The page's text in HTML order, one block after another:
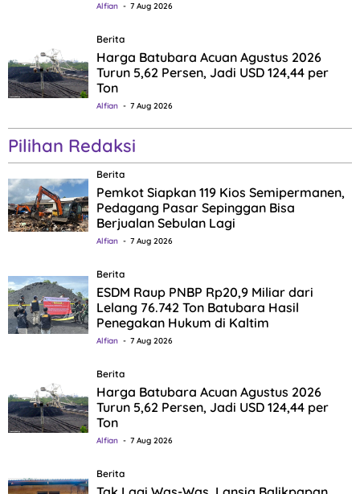
Alfian 7 Aug 2026
Berita
Harga Batubara Acuan Agustus 2026
Turun 5,62 Persen, Jadi USD 124,44 per
Ton
Alfian 7 Aug 2026
Pilihan Redaksi
Berita
Pemkot Siapkan 119 Kios Semipermanen,
Pedagang Pasar Sepinggan Bisa
Berjualan Sebulan Lagi
Alfian 7 Aug 2026
Berita
ESDM Raup PNBP Rp20,9 Miliar dari
Lelang 76.742 Ton Batubara Hasil
Penegakan Hukum di Kaltim
Alfian 7 Aug 2026
Berita
Harga Batubara Acuan Agustus 2026
Turun 5,62 Persen, Jadi USD 124,44 per
Ton
Alfian 7 Aug 2026
Berita